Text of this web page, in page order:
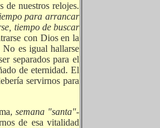
de nuestros relojes.
para arrancar
tiempo de buscar
con Dios en la
No es igual hallarse
separados para el
de eternidad. El
servirnos para
semana "santa"-
de esa vitalidad